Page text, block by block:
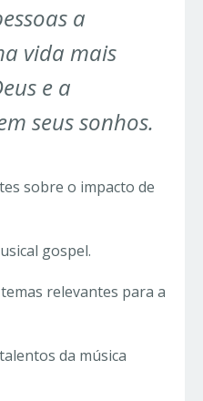
a
vida mais
e a
seus sonhos.
sobre o impacto de
gospel.
relevantes para a
da música